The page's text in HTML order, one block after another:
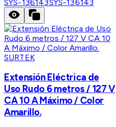
SYS-136143SYS-136143
SURTEK
Extensión Eléctrica de
Uso Rudo 6 metros / 127 V
CA 10 A Máximo / Color
Amarillo.